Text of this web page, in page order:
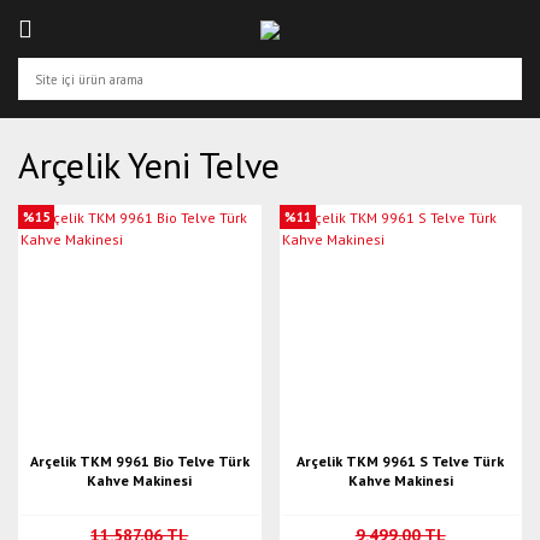
Arçelik Yeni Telve
%15
Arçelik TKM 9961 Bio Telve Türk
Kahve Makinesi
11.587,06 TL
%11
Arçelik TKM 9961 S Telve Türk
Kahve Makinesi
9.499,00 TL